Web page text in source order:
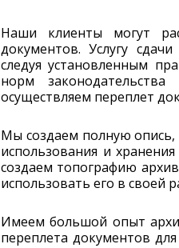
Наши клиенты могут
документов. Услугу
следуя установленным
норм
осуществляем переплет
Мы создаем полную опись,
использования и
создаем топографию
использовать его в своей
Имеем большой опыт
переплета документов